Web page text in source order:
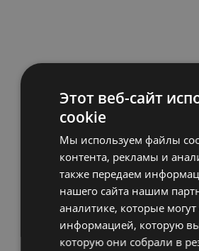
Этот веб-сайт
cookie
Мы используем файлы
контента, рекламы и
также передаем
нашего сайта нашим
аналитике, которые
информацией, которую
которую они собрали в